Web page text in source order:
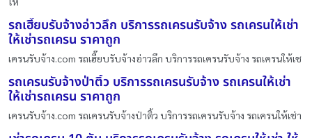
รถเฮี๊ยบรับจ้างอ่าวลึก บริการรถเครนรับจ้าง รถเครนให้เช่า
ให้เช่ารถเครน ราคาถูก
เครนรับจ้าง.com รถเฮี๊ยบรับจ้างอ่าวลึก บริการรถเครนรับจ้าง รถเครนให้เช
รถเครนรับจ้างป่าติ้ว บริการรถเครนรับจ้าง รถเครนให้เช่า
ให้เช่ารถเครน ราคาถูก
เครนรับจ้าง.com รถเครนรับจ้างป่าติ้ว บริการรถเครนรับจ้าง รถเครนให้เช่า